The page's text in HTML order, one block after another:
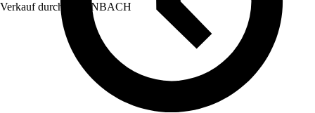
Verkauf durch: HORNBACH